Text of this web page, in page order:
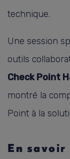
technique.
Une session
outils
Check Point
montré la
Point à la
En savoir